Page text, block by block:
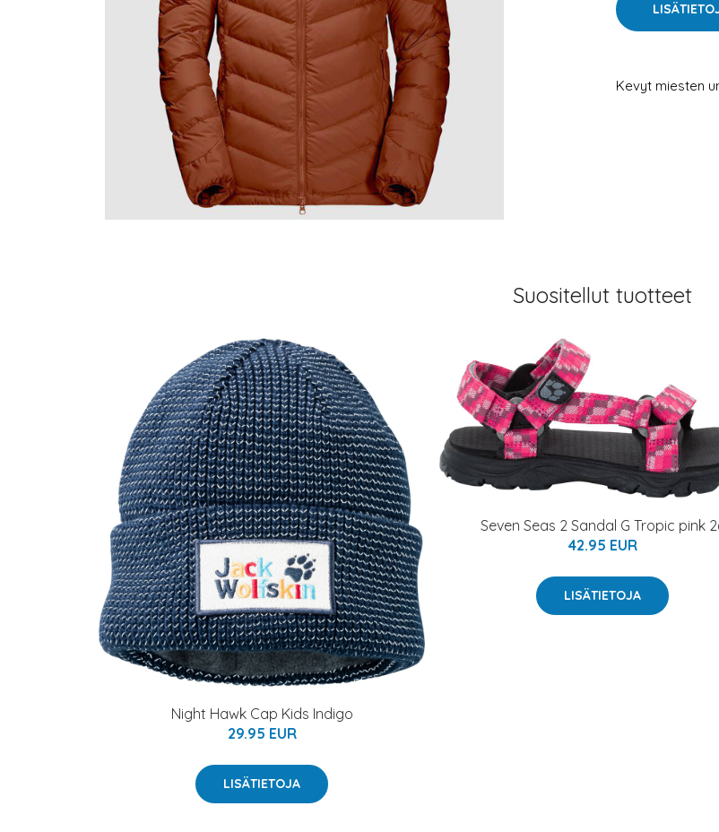
Kevyt miesten
Suositellut tuotteet
Night Hawk Cap Kids Indigo
29.95 EUR
LISÄTIETOJA
Seven Seas 2 Sandal G Tropic pink
42.95 EUR
LISÄTIETOJA